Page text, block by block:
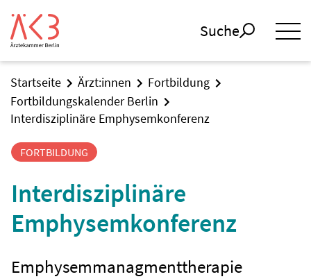
Suche
Startseite Ärzt:innen
Fortbildung
Fortbildungskalender Berlin
Interdisziplinäre Emphysemkonferenz
FORTBILDUNG
Interdisziplinäre
Emphysemkonferenz
Emphysemmanagmenttherapie